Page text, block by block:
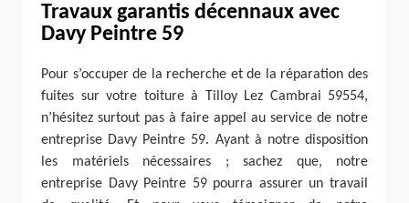
Travaux garantis décennaux avec
Davy Peintre 59
Pour s’occuper de la recherche et de la réparation des
fuites sur votre toiture à Tilloy Lez Cambrai 59554,
n’hésitez surtout pas à faire appel au service de notre
entreprise Davy Peintre 59. Ayant à notre disposition
les matériels nécessaires ; sachez que, notre
entreprise Davy Peintre 59 pourra assurer un travail